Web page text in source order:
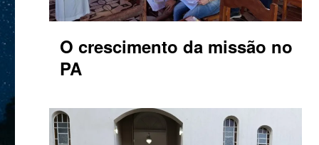
O crescimento da missão no
PA